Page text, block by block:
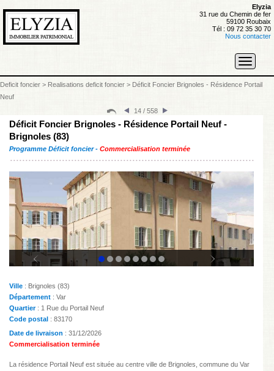
Elyzia
31 rue du Chemin de fer
59100 Roubaix
Tél : 09 72 35 30 70
Nous contacter
Toggle
Deficit foncier > Realisations deficit foncier > Déficit Foncier Brignoles - Résidence Portail
Neuf
14 / 558
Déficit Foncier Brignoles - Résidence Portail Neuf -
Brignoles (83)
Programme Déficit foncier - Commercialisation terminée
Ville : Brignoles (83)
Département : Var
Quartier: 1 Rue du Portail Neuf
Code postal : 83170
Date de livraison : 31/12/2026
Commercialisation terminée
La résidence Portail Neuf est située au centre ville de Brignoles, commune du Var